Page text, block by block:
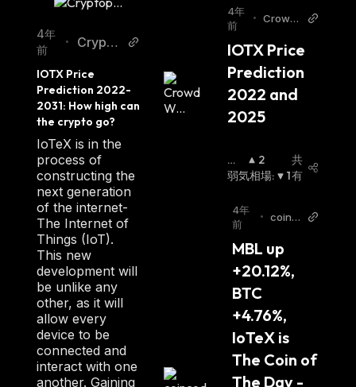
4年
前
•
Crypto
IOTX Price
Prediction 2022-
2031: How high can
the crypto go?
IoTeX is in the
process of
constructing the
next generation
of the internet-
The Internet of
Things (IoT).
This new
development will
be unlike any
other, as it will
allow every
device to be
connected and
interact with one
another. Gaining
4年
前
• Crowd
m
IOTX Price
Prediction
2022 and
2025
強
気
場:
2
弱気相場: 1
共
有
4年
前
• coinc
MBL up
+20.12%,
BTC
+4.76%,
IoTeX is
The Coin of
The Day -